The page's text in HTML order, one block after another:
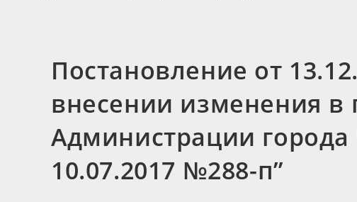
Постановление от
внесении изменения в
Администрации города
10.07.2017 №288-п”